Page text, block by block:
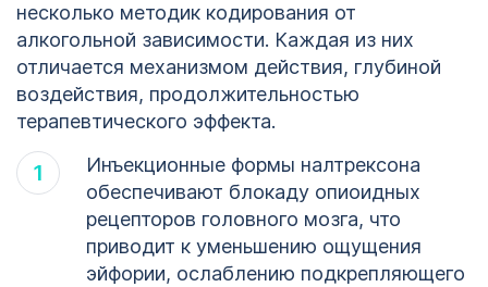
несколько методик кодирования от
алкогольной зависимости. Каждая из них
отличается механизмом действия, глубиной
воздействия, продолжительностью
терапевтического эффекта.
Инъекционные формы налтрексона
обеспечивают блокаду опиоидных
рецепторов головного мозга, что
приводит к уменьшению ощущения
эйфории, ослаблению подкрепляющего